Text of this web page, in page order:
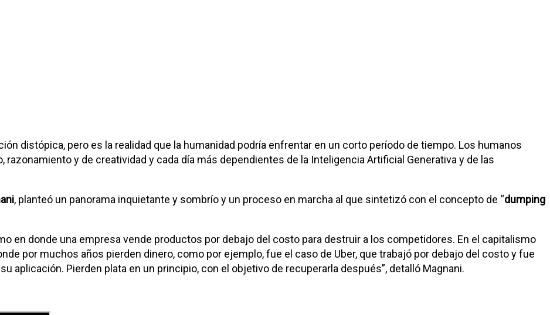
distópica, pero es la realidad que la humanidad podría enfrentar en un corto período de tiempo. Los humanos
y de creatividad y cada día más dependientes de la Inteligencia Artificial Generativa y de las
, planteó un panorama inquietante y sombrío y un proceso en marcha al que sintetizó con el concepto de “dumping
en donde una empresa vende productos por debajo del costo para destruir a los competidores. En el capitalismo
por muchos años pierden dinero, como por ejemplo, fue el caso de Uber, que trabajó por debajo del costo y fue
aplicación. Pierden plata en un principio, con el objetivo de recuperarla después”, detalló Magnani.